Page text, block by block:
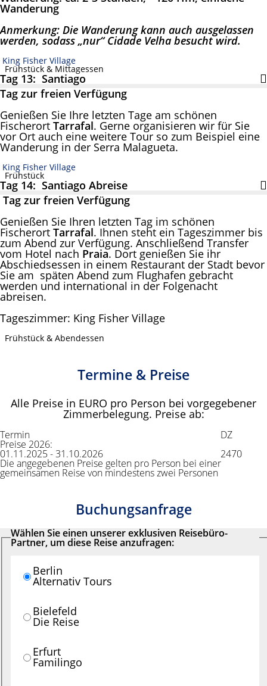
Wanderung
Anmerkung: Die Wanderung kann auch ausgelassen
werden, sodass „nur“Cidade Velha besucht wird.
King Fisher Village
Frühstück & Mittagessen
Tag 13: Santiago
Tag zur freien Verfügung
Genießen Sie Ihre letzten Tage am schönen
Fischerort Tarrafal. Gerne organisieren wir für Sie
vor Ort auch eine weitere Tour so zum Beispiel eine
Wanderung in der Serra Malagueta.
King Fisher Village
Frühstück
Tag 14: Santiago Abreise
Tag zur freien Verfügung
Genießen Sie Ihren letzten Tag im schönen
Fischerort Tarrafal. Ihnen steht ein Tageszimmer bis
zum Abend zur Verfügung. Anschließend Transfer
vom Hotel nach Praia. Dort genießen Sie ihr
Abschiedsessen in einem Restaurant der Stadt bevor
Sie am späten Abend zum Flughafen gebracht
werden und international in der Folgenacht
abreisen.
Tageszimmer: King Fisher Village
Frühstück & Abendessen
Termine & Preise
Alle Preise in EURO pro Person bei vorgegebener
Zimmerbelegung. Preise ab:
Termin DZ
Preise 2026:
01.11.2025 - 31.10.2026 2470
Die angegebenen Preise gelten pro Person bei einer
gemeinsamen Reise von mindestens zwei Personen
Buchungsanfrage
Wählen Sie einen unserer exklusiven Reisebüro-
Partner, um diese Reise anzufragen:
Berlin
Alternativ Tours
Bielefeld
Die Reise
Erfurt
Familingo